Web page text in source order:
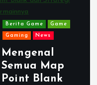
Berita Game Game
Gaming News
Mengenal
Semua Map
Point Blank